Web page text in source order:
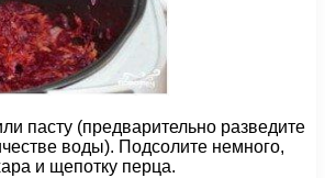
пасту (предварительно разведите
воды). Подсолите немного,
и щепотку перца.